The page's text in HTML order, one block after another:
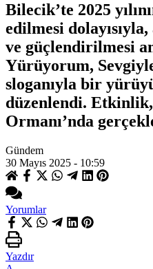
Bilecik’te 2025
edilmesi
ve güçlendirilmesi
Yürüyorum,
sloganıyla bir
düzenlendi.
Ormanı’nda
Gündem
30 Mayıs 2025 - 10:59
Yorumlar
Yazdır